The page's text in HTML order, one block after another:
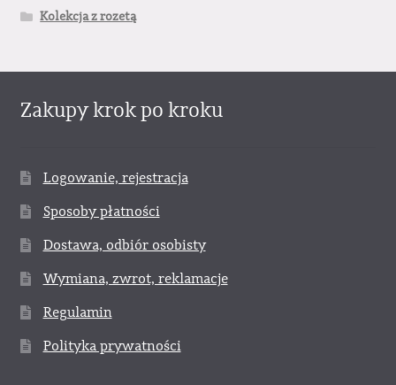
Kolekcja z rozetą
Zakupy krok po kroku
Logowanie, rejestracja
Sposoby płatności
Dostawa, odbiór osobisty
Wymiana, zwrot, reklamacje
Regulamin
Polityka prywatności